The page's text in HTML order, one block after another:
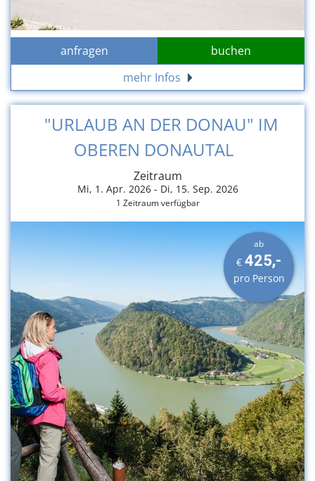
anfragen
buchen
mehr Infos
"URLAUB AN DER DONAU" IM
OBEREN DONAUTAL
Zeitraum
Mi, 1. Apr. 2026 - Di, 15. Sep. 2026
1 Zeitraum verfügbar
ab
€ 425,-
pro Person